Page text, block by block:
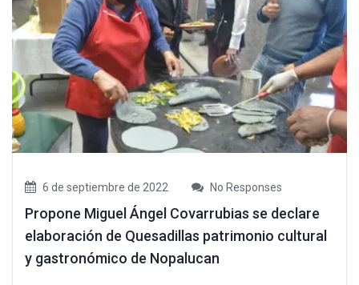
6 de septiembre de 2022 No Responses
Propone Miguel Ángel Covarrubias se declare
elaboración de Quesadillas patrimonio cultural
y gastronómico de Nopalucan